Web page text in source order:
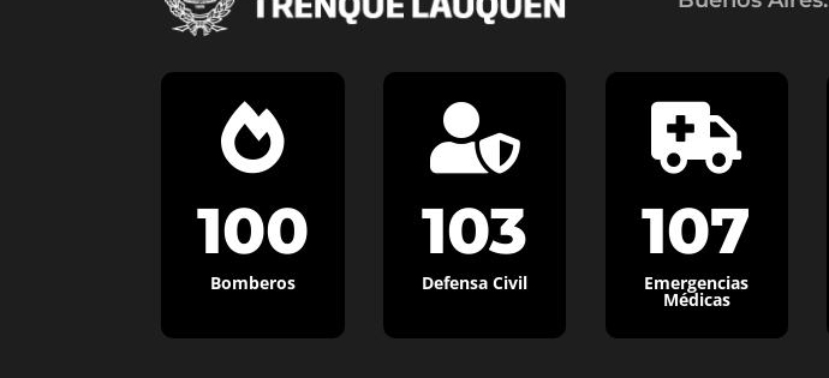

100
Bomberos

103
Defensa Civil

107
Emergencias
Médicas